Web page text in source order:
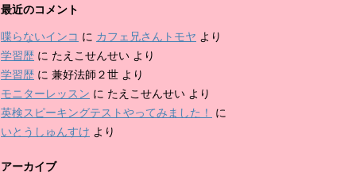
最近のコメント
喋らないインコ に カフェ兄さんトモヤ より
学習歴 に たえこせんせい より
学習歴 に 兼好法師２世 より
モニターレッスン に たえこせんせい より
英検スピーキングテストやってみました！
に
いとうしゅんすけ より
アーカイブ